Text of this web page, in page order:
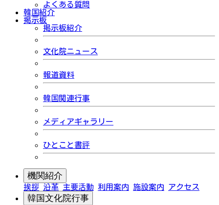
よくある質問
韓国紹介
掲示板
掲示板紹介
文化院ニュース
報道資料
韓国関連行事
メディアギャラリー
ひとこと書評
機関紹介
挨拶 沿革 主要活動 利用案内 施設案内 アクセス
韓国文化院行事